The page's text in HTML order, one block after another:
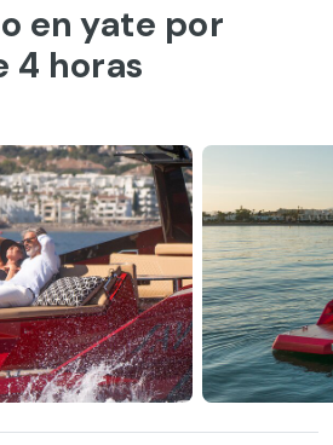
en yate por
4 horas